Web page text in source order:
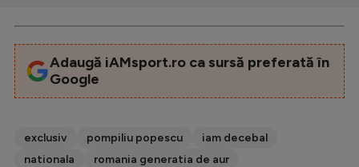
Adaugă iAMsport.ro ca sursă preferată în
Google
exclusiv pompiliu popescu
iam decebal
nationala
romania generatia de aur